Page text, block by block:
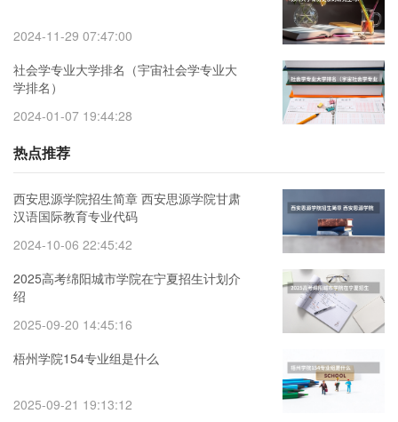
2024-11-29 07:47:00
社会学专业大学排名（宇宙社会学专业大
学排名）
2024-01-07 19:44:28
热点推荐
西安思源学院招生简章 西安思源学院甘肃
汉语国际教育专业代码
2024-10-06 22:45:42
2025高考绵阳城市学院在宁夏招生计划介
绍
2025-09-20 14:45:16
梧州学院154专业组是什么
2025-09-21 19:13:12